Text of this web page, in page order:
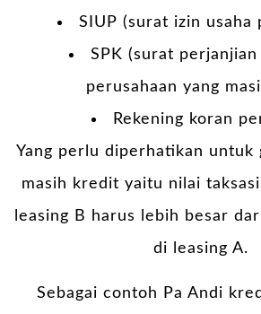
SIUP (surat izin usaha
SPK (surat perjanjian
perusahaan yang
Rekening koran
Yang perlu diperhatikan untuk
masih kredit yaitu nilai
leasing B harus lebih besar
di leasing A.
Sebagai contoh Pa Andi